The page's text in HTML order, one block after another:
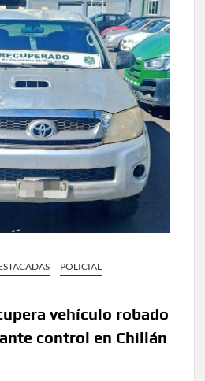
POLICIAL
vehículo robado
control en Chillán